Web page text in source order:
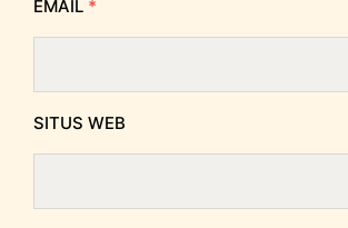
EMAIL *
SITUS WEB